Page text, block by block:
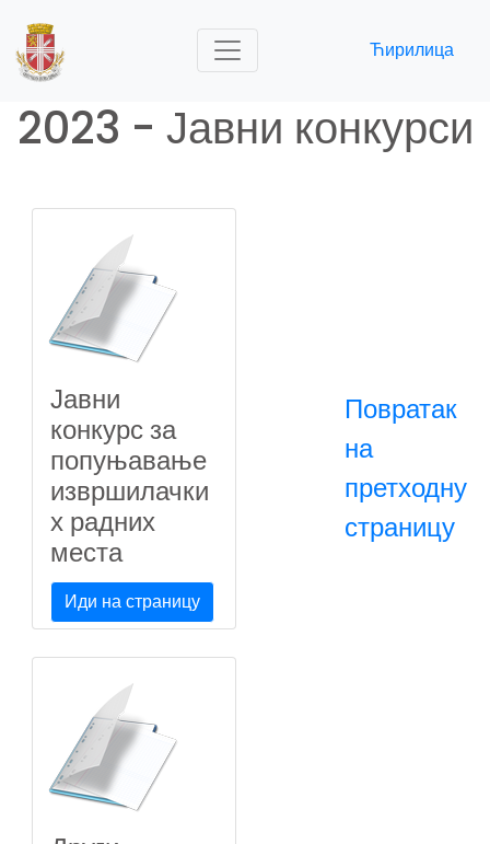
Ћирилица
2023 - Јавни конкурси
Јавни
конкурс за
попуњавање
извршилачки
х радних
места
Иди на страницу
Повратак
на
претходну
страницу